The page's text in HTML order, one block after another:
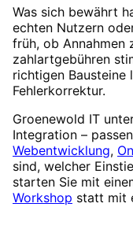
Was sich bewährt
echten Nutzern
früh, ob Annahmen
zahlartgebühren
richtigen Bausteine
Fehlerkorrektur.
Groenewold IT
Integration –
Webentwicklung,
sind, welcher
starten Sie mit
Workshop statt mit